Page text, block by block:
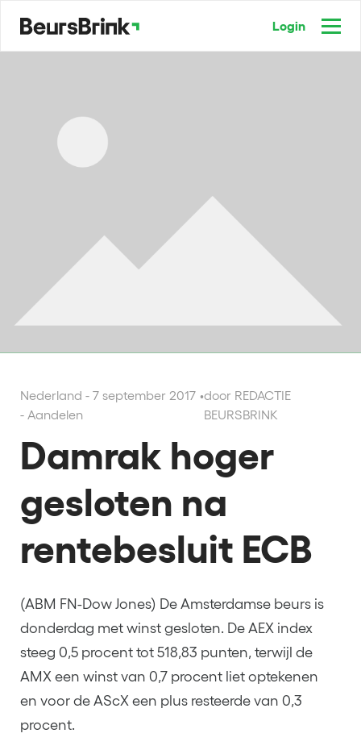
Login
Nederland - 7 september 2017
- Aandelen
•door REDACTIE
BEURSBRINK
Damrak hoger
gesloten na
rentebesluit ECB
(ABM FN-Dow Jones) De Amsterdamse beurs is
donderdag met winst gesloten. De AEX index
steeg 0,5 procent tot 518,83 punten, terwijl de
AMX een winst van 0,7 procent liet optekenen
en voor de AScX een plus resteerde van 0,3
procent.